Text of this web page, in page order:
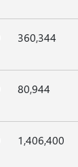
360,344
80,944
1,406,400